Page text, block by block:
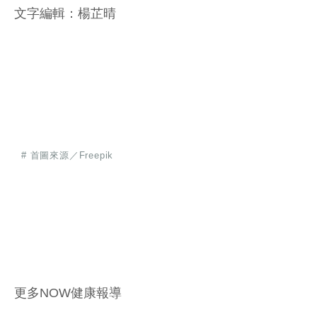
文字編輯：楊芷晴
# 首圖來源／Freepik
更多NOW健康報導